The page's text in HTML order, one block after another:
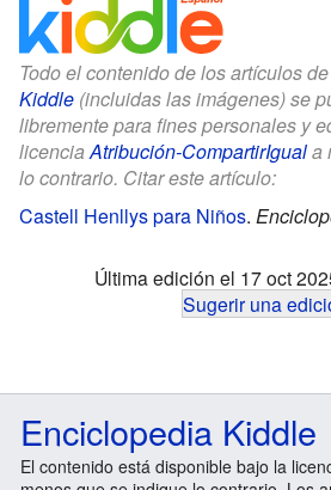
Todo el contenido de los artículos
Kiddle (incluidas las imágenes) se
libremente para fines personales y
licenciaAtribución-CompartirIguala
lo contrario. Citar este artículo:
Castell Henllys para Niños.
Última edición el 17 oct
Sugerir una
Enciclopedia Kiddle
El contenido está disponible bajo la